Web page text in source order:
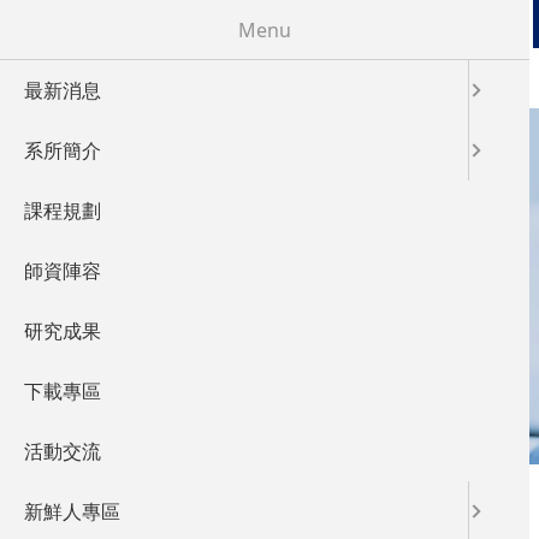
Menu
最新消息
系所簡介
課程規劃
師資陣容
研究成果
下載專區
活動交流
新鮮人專區